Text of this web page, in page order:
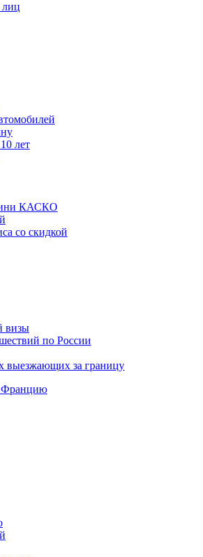
лет
КАСКО
со скидкой
визы
по России
выезжающих за границу
Францию